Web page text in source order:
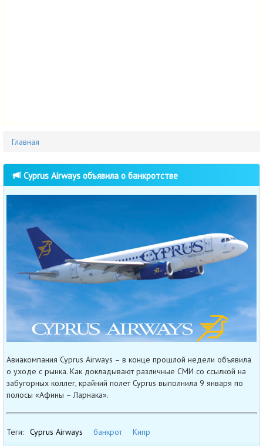
Главная
Cyprus Airways объявила о банкротстве
Авиакомпания Cyprus Airways – в конце прошлой недели объявила
о уходе с рынка. Как докладывают различные СМИ со ссылкой на
забугорных коллег, крайний полет Cyprus выполнила 9 января по
полосы «Афины – Ларнака».
Теги: Cyprus Airways банкрот
Кипр